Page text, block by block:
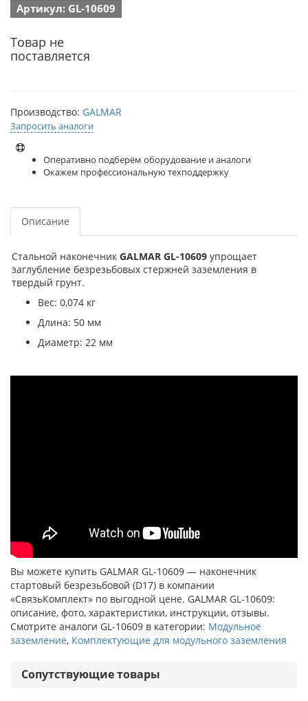
Артикул: GL-10609
Товар не
поставляется
Производство: GALMAR
Запросить аналоги
Оперативно подберём оборудование и аналоги
Окажем профессиональную техподдержку
Описание
Стальной наконечник GALMAR GL-10609 упрощает
заглубление безрезьбовых стержней заземления в
твердый грунт.
Вес: 0,074 кг
Длина: 50 мм
Диаметр: 22 мм
Вы можете купить GALMAR GL-10609 — наконечник
стартовый безрезьбовой (D17) в компании
«СвязьКомплект» по выгодной цене. GALMAR GL-10609:
описание, фото, характеристики, инструкции, отзывы.
Смотрите аналоги GL-10609 в категории: Модульное
заземление, Комплектующие для модульного заземления
Сопутствующие товары